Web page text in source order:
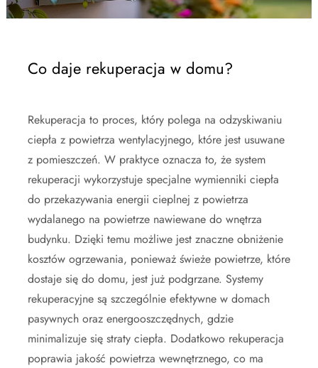
Co daje rekuperacja w domu?
Rekuperacja to proces, który polega na odzyskiwaniu
ciepła z powietrza wentylacyjnego, które jest usuwane
z pomieszczeń. W praktyce oznacza to, że system
rekuperacji wykorzystuje specjalne wymienniki ciepła
do przekazywania energii cieplnej z powietrza
wydalanego na powietrze nawiewane do wnętrza
budynku. Dzięki temu możliwe jest znaczne obniżenie
kosztów ogrzewania, ponieważ świeże powietrze, które
dostaje się do domu, jest już podgrzane. Systemy
rekuperacyjne są szczególnie efektywne w domach
pasywnych oraz energooszczędnych, gdzie
minimalizuje się straty ciepła. Dodatkowo rekuperacja
poprawia jakość powietrza wewnętrznego, co ma